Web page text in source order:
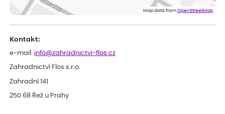
Eshop, objednání bylo v pořádku, žádný problém. Jen jsem byla
smutná z dodávky jedné kytky, která nebyla v nejlepší kondici a i
Map data fromOpenStreetMap
Kontakt:
e-mail: info@zahradnictvi-flos.cz
Zahradnictví Flos s.r.o.
Zahradní 141
250 68 Řež u Prahy